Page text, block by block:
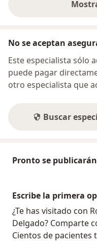
No se aceptan
Este especialista sólo
puede pagar
otro especialista que
Buscar
Pronto se
Escribe la primera
¿Te has visitado con
Delgado? Comparte
Cientos de pacientes